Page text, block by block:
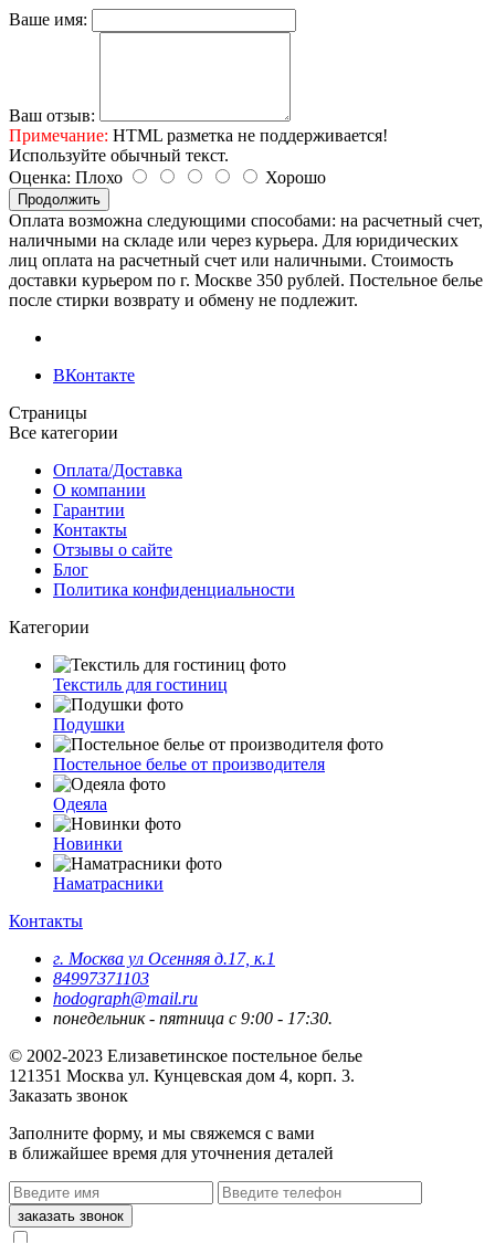
Ваше имя:
Ваш отзыв:
Примечание: HTML разметка не поддерживается!
Используйте обычный текст.
Оценка: Плохо Хорошо
Продолжить
Оплата возможна следующими способами: на расчетный счет,
наличными на складе или через курьера. Для юридических
лиц оплата на расчетный счет или наличными. Стоимость
доставки курьером по г. Москве 350 рублей. Постельное белье
после стирки возврату и обмену не подлежит.
ВКонтакте
Страницы
Все категории
Оплата/Доставка
О компании
Гарантии
Контакты
Отзывы о сайте
Блог
Политика конфиденциальности
Категории
Текстиль для гостиниц
Подушки
Постельное белье от производителя
Одеяла
Новинки
Наматрасники
Контакты
г. Москва ул Осенняя д.17, к.1
84997371103
hodograph@mail.ru
понедельник - пятница с 9:00 - 17:30.
© 2002-2023 Елизаветинское постельное белье
121351 Москва ул. Кунцевская дом 4, корп. 3.
Заказать звонок
Заполните форму, и мы свяжемся с вами
в ближайшее время для уточнения деталей